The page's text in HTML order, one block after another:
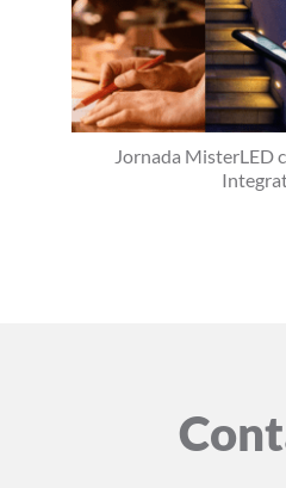
Jornada MisterLED